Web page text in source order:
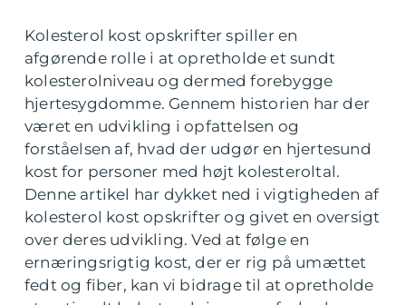
Kolesterol kost opskrifter spiller en
afgørende rolle i at opretholde et sundt
kolesterolniveau og dermed forebygge
hjertesygdomme. Gennem historien har der
været en udvikling i opfattelsen og
forståelsen af, hvad der udgør en hjertesund
kost for personer med højt kolesteroltal.
Denne artikel har dykket ned i vigtigheden af
kolesterol kost opskrifter og givet en oversigt
over deres udvikling. Ved at følge en
ernæringsrigtig kost, der er rig på umættet
fedt og fiber, kan vi bidrage til at opretholde